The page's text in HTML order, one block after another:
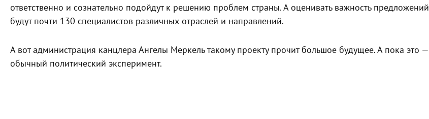
ответственно и сознательно подойдут к решению проблем страны. А оценивать важность предложений
будут почти 130 специалистов различных отраслей и направлений.
А вот администрация канцлера Ангелы Меркель такому проекту прочит большое будущее. А пока это —
обычный политический эксперимент.